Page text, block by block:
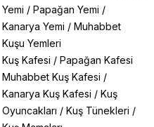
Yemi / Papağan Yemi /
Kanarya Yemi / Muhabbet
Kuşu Yemleri
Kuş Kafesi / Papağan Kafesi
Muhabbet Kuş Kafesi /
Kanarya Kuş Kafesi / Kuş
Oyuncakları / Kuş Tünekleri /